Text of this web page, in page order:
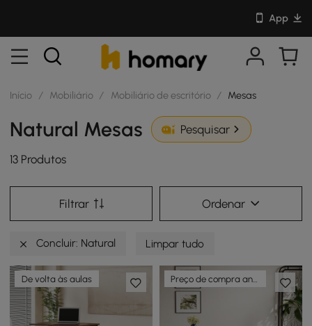
App
Início / Mobiliário / Mobiliário de escritório / Mesas
Natural Mesas Pesquisar
13 Produtos
Filtrar Ordenar
Concluir: Natural Limpar tudo
De volta às aulas